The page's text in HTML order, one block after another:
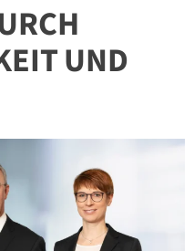
UND